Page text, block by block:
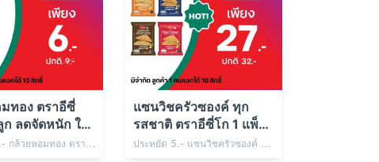
ทอง ตราอีซี่
ก ลดจัดหนัก ใช้
ท์
ประหยัด 3.- กล้วยหอมทอง ตราอีซี่เฟรช 1 ลูก เพียง 6.- ปกติ 9.- ใช้ 1 ทรูพอยท์
แซนวิชครัวซองค์ ทุก
รสชาติ ตราอีซี่โก 1 แพ็ก
ลดจัดหนัก ใช้ 1 ทรูพอยท์ประหยัด 5.- แซนวิชครัวซองค์ ทุกรสชาติ ตราอีซี่โก 1 แพ็ก เพียง 27.- ปกติ 32.- ใช้ 1 ทรูพอยท์